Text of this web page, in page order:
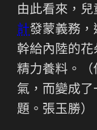
由此看來，
計發蒙義務，
幹給內陸的
精力養料。（
氣，而變成
題。 張玉勝）